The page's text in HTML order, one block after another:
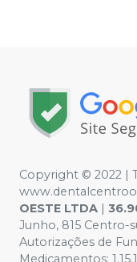
Copyright © 2022 |
OESTE LTDA |
Junho, 815 Centro-
Autorizações de
Medicamentos: